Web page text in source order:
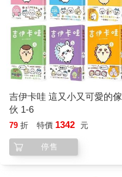
吉伊卡哇 這又小又可愛的傢
伙 1-6
79 折 特價 1342 元
停售